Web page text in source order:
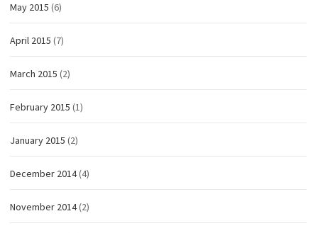
May 2015 (6)
April 2015 (7)
March 2015 (2)
February 2015 (1)
January 2015 (2)
December 2014(4)
November 2014(2)